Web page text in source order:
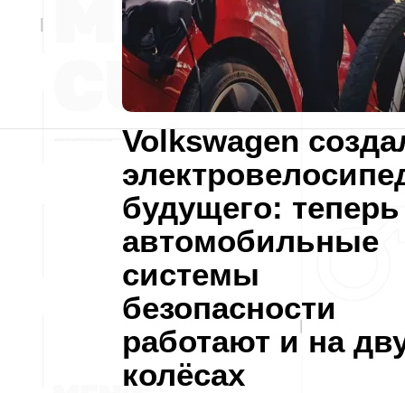
Volkswagen
будущего: теперь
автомобильные
системы
безопасности
работают и на
колёсах